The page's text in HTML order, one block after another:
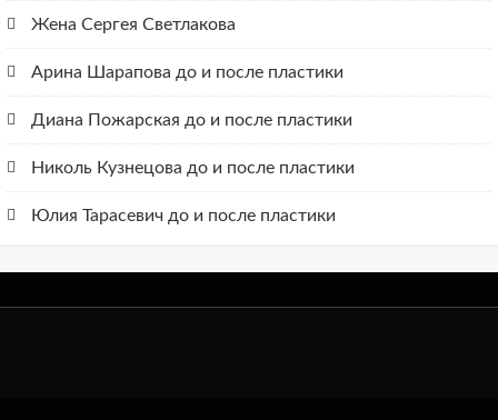
Жена Сергея Светлакова
Арина Шарапова до и после пластики
Диана Пожарская до и после пластики
Николь Кузнецова до и после пластики
Юлия Тарасевич до и после пластики